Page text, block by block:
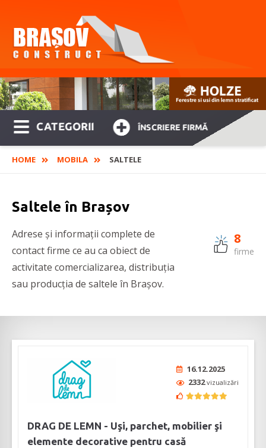
CATEGORII ÎNSCRIERE FIRMĂ
HOME MOBILA SALTELE
Saltele în Brașov
Adrese și informații complete de
contact firme ce au ca obiect de
activitate comercializarea, distribuția
sau producția de saltele în Brașov.
8
firme
16.12.2025
2332vizualizări
DRAG DE LEMN - Uşi, parchet, mobilier şi
elemente decorative pentru casă